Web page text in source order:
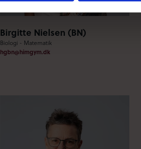
Birgitte Nielsen (BN)
Biologi - Matematik
hgbn@himgym.dk